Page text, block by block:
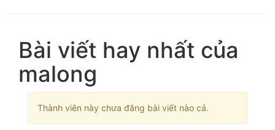
Bài viết hay nhất của
malong
Thành viên này chưa đăng bài viết nào cả.